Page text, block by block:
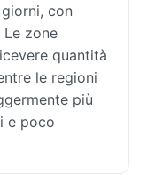
con
zone
quantità
le regioni
più
e poco